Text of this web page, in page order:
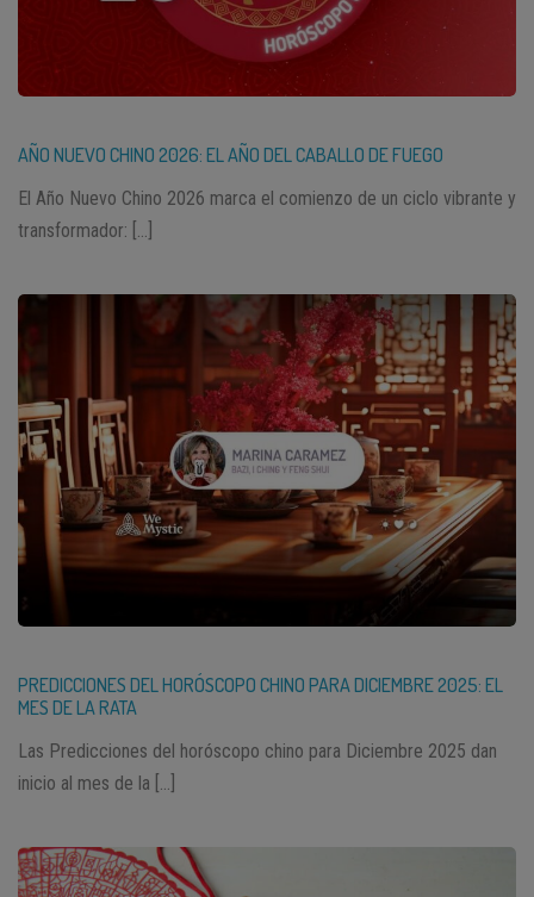
AÑO NUEVO CHINO 2026: EL AÑO DEL CABALLO DE FUEGO
El Año Nuevo Chino 2026 marca el comienzo de un ciclo vibrante y
transformador: […]
PREDICCIONES DEL HORÓSCOPO CHINO PARA DICIEMBRE 2025: EL
MES DE LA RATA
Las Predicciones del horóscopo chino para Diciembre 2025 dan
inicio al mes de la […]